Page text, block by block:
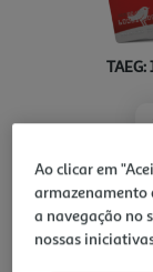
TAEG:
Ao clicar em
armazenamento
a navegação no
nossas